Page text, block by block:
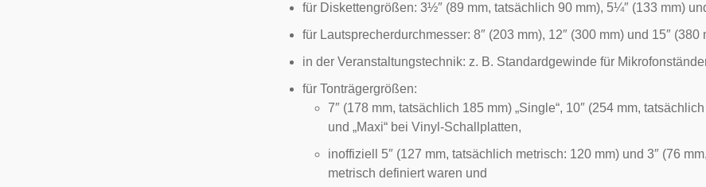
für Diskettengrößen: 3½″ (89 mm, tatsächlich 90 mm), 5¼″ (133 mm)
für Lautsprecherdurchmesser: 8″ (203 mm), 12″ (300 mm) und 15″ (380
in der Veranstaltungstechnik: z. B. Standardgewinde für
für Tonträgergrößen:
7″ (178 mm, tatsächlich 185 mm) „Single“, 10″ (254 mm,
und „Maxi“ bei Vinyl-Schallplatten,
inoffiziell 5″ (127 mm, tatsächlich metrisch: 120 mm) und 3″ (76
metrisch definiert waren und